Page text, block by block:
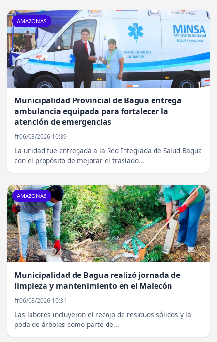
AMAZONAS
Municipalidad Provincial de Bagua entrega
ambulancia equipada para fortalecer la
atención de emergencias
06/08/2026 10:39
La unidad fue entregada a la Red Integrada de Salud Bagua
con el propósito de mejorar el traslado...
AMAZONAS
Municipalidad de Bagua realizó jornada de
limpieza y mantenimiento en el Malecón
06/08/2026 10:31
Las labores incluyeron el recojo de residuos sólidos y la
poda de árboles como parte de...